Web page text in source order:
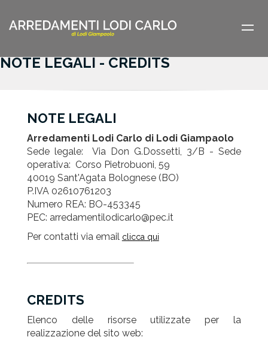
NOTE LEGALI - CREDITS
NOTE LEGALI
Arredamenti Lodi Carlo di Lodi Giampaolo
Sede legale: Via Don G.Dossetti, 3/B - Sede
operativa: Corso Pietrobuoni, 59
40019 Sant'Agata Bolognese (BO)
P.IVA 02610761203
Numero REA: BO-453345
PEC: arredamentilodicarlo@pec.it
Per contatti via email clicca qui
CREDITS
Elenco delle risorse utilizzate per la
realizzazione del sito web: